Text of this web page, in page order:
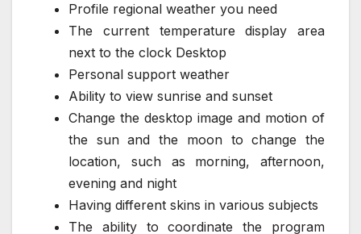
Profile regional weather you need
The current temperature display area
next to the clock Desktop
Personal support weather
Ability to view sunrise and sunset
Change the desktop image and motion of
the sun and the moon to change the
location, such as morning, afternoon,
evening and night
Having different skins in various subjects
The ability to coordinate the program